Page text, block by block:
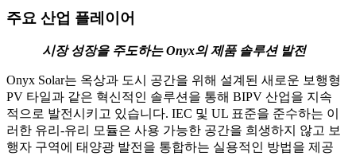
주요 산업 플레이어
시장 성장을 주도하는 Onyx의 제품 솔루션 발전
Onyx Solar는 옥상과 도시 공간을 위해 설계된 새로운 보행형
PV 타일과 같은 혁신적인 솔루션을 통해 BIPV 산업을 지속
적으로 발전시키고 있습니다. IEC 및 UL 표준을 준수하는 이
러한 유리-유리 모듈은 사용 가능한 공간을 희생하지 않고 보
행자 구역에 태양광 발전을 통합하는 실용적인 방법을 제공